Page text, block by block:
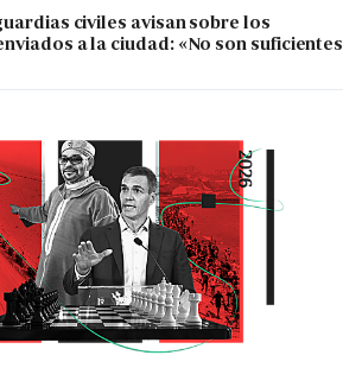
civiles avisan sobre los
a la ciudad: «No son